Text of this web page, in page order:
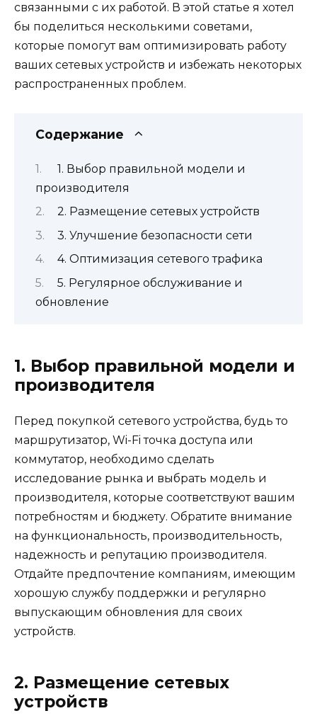
связанными с их работой. В этой статье я хотел
бы поделиться несколькими советами,
которые помогут вам оптимизировать работу
ваших сетевых устройств и избежать некоторых
распространенных проблем.
Содержание
1. Выбор правильной модели и
производителя
2. Размещение сетевых устройств
3. Улучшение безопасности сети
4. Оптимизация сетевого трафика
5. Регулярное обслуживание и
обновление
1. Выбор правильной модели и
производителя
Перед покупкой сетевого устройства, будь то
маршрутизатор, Wi-Fi точка доступа или
коммутатор, необходимо сделать
исследование рынка и выбрать модель и
производителя, которые соответствуют вашим
потребностям и бюджету. Обратите внимание
на функциональность, производительность,
надежность и репутацию производителя.
Отдайте предпочтение компаниям, имеющим
хорошую службу поддержки и регулярно
выпускающим обновления для своих
устройств.
2. Размещение сетевых
устройств